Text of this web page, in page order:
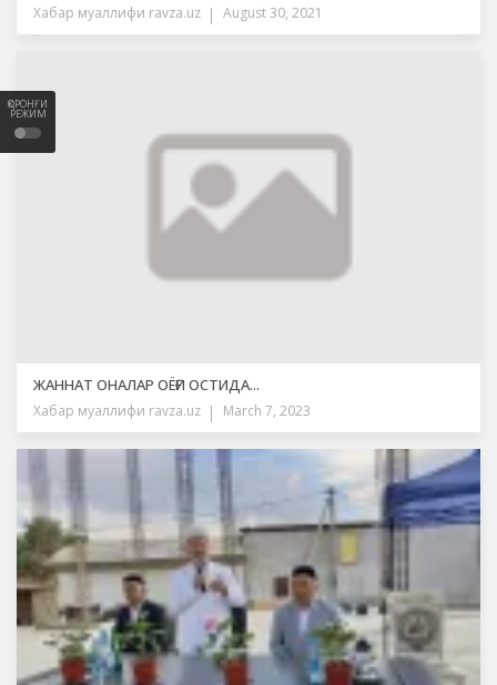
ҚОРОНҒИ
РЕЖИМ
Хабар муаллифи ravza.uz August 30, 2021
ЖАННАТ ОНАЛАР ОЁҒИ ОСТИДА...
Хабар муаллифи ravza.uz March 7, 2023